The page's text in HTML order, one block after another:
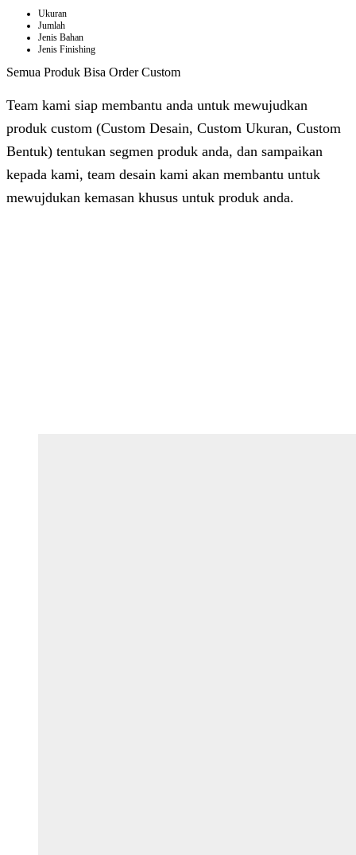
Ukuran
Jumlah
Jenis Bahan
Jenis Finishing
Semua Produk Bisa Order Custom
Team kami siap membantu anda untuk mewujudkan
produk custom (Custom Desain, Custom Ukuran, Custom
Bentuk) tentukan segmen produk anda, dan sampaikan
kepada kami, team desain kami akan membantu untuk
mewujdukan kemasan khusus untuk produk anda.